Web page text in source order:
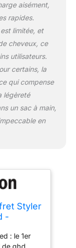
aisément,
rapides.
limitée, et
cheveux, ce
utilisateurs.
certains, la
qui compense
légèreté
un sac à main,
en
Styler
-
: le 1er
ghd,